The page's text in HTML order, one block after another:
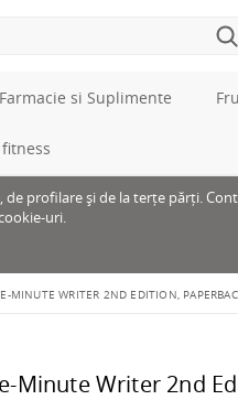
Farmacie si Suplimente
profilare și de la terțe părți.
uri.
MINUTE WRITER 2ND EDITION,
Minute Writer 2nd